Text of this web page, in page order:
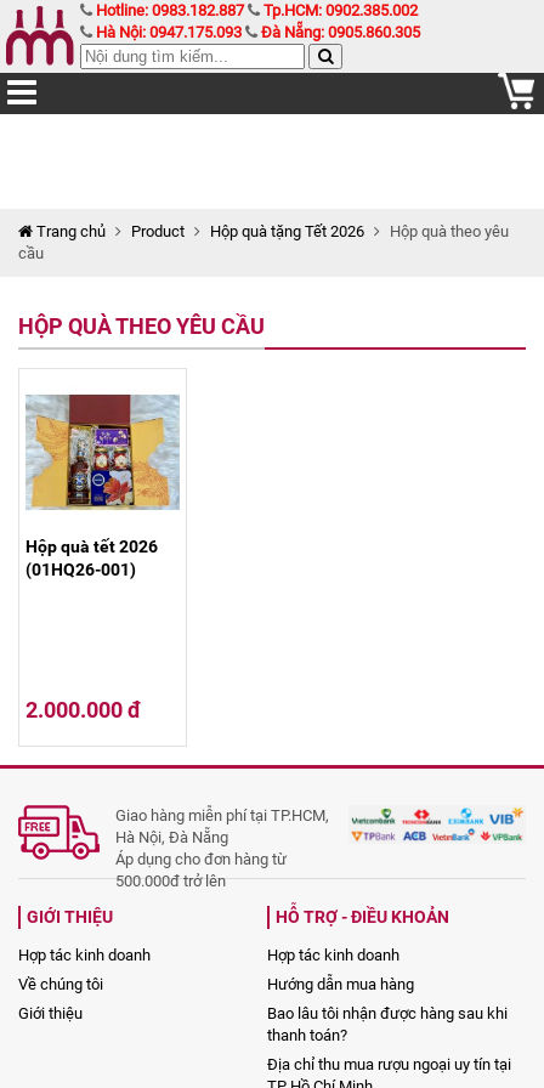
Hotline: 0983.182.887
Tp.HCM: 0902.385.002
Hà Nội: 0947.175.093
Đà Nẵng: 0905.860.305
Trang chủ Product Hộp quà tặng Tết 2026
Hộp quà theo yêu
cầu
HỘP QUÀ THEO YÊU CẦU
Hộp quà tết 2026
(01HQ26-001)
2.000.000 đ
Giao hàng miễn phí tại TP.HCM,
Hà Nội, Đà Nẵng
Áp dụng cho đơn hàng từ
500.000đ trở lên
GIỚI THIỆU
Hợp tác kinh doanh
Về chúng tôi
Giới thiệu
HỖ TRỢ - ĐIỀU KHOẢN
Hợp tác kinh doanh
Hướng dẫn mua hàng
Bao lâu tôi nhận được hàng sau khi
thanh toán?
Địa chỉ thu mua rượu ngoại uy tín tại